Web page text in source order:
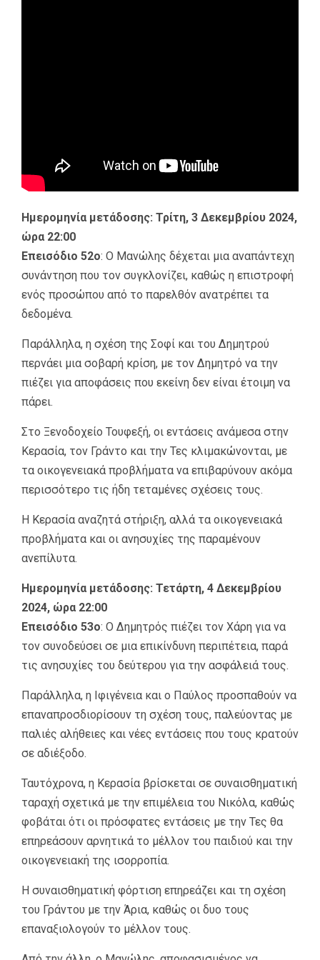
Ημερομηνία μετάδοσης: Τρίτη, 3 Δεκεμβρίου 2024,
ώρα 22:00
Επεισόδιο 52ο: Ο Μανώλης δέχεται μια αναπάντεχη
συνάντηση που τον συγκλονίζει, καθώς η επιστροφή
ενός προσώπου από το παρελθόν ανατρέπει τα
δεδομένα.
Παράλληλα, η σχέση της Σοφί και του Δημητρού
περνάει μια σοβαρή κρίση, με τον Δημητρό να την
πιέζει για αποφάσεις που εκείνη δεν είναι έτοιμη να
πάρει.
Στο Ξενοδοχείο Τουφεξή, οι εντάσεις ανάμεσα στην
Κερασία, τον Γράντο και την Τες κλιμακώνονται, με
τα οικογενειακά προβλήματα να επιβαρύνουν ακόμα
περισσότερο τις ήδη τεταμένες σχέσεις τους.
Η Κερασία αναζητά στήριξη, αλλά τα οικογενειακά
προβλήματα και οι ανησυχίες της παραμένουν
ανεπίλυτα.
Ημερομηνία μετάδοσης: Τετάρτη, 4 Δεκεμβρίου
2024, ώρα 22:00
Επεισόδιο 53ο: Ο Δημητρός πιέζει τον Χάρη για να
τον συνοδεύσει σε μια επικίνδυνη περιπέτεια, παρά
τις ανησυχίες του δεύτερου για την ασφάλειά τους.
Παράλληλα, η Ιφιγένεια και ο Παύλος προσπαθούν να
επαναπροσδιορίσουν τη σχέση τους, παλεύοντας με
παλιές αλήθειες και νέες εντάσεις που τους κρατούν
σε αδιέξοδο.
Ταυτόχρονα, η Κερασία βρίσκεται σε συναισθηματική
ταραχή σχετικά με την επιμέλεια του Νικόλα, καθώς
φοβάται ότι οι πρόσφατες εντάσεις με την Τες θα
επηρεάσουν αρνητικά το μέλλον του παιδιού και την
οικογενειακή της ισορροπία.
Η συναισθηματική φόρτιση επηρεάζει και τη σχέση
του Γράντου με την Άρια, καθώς οι δυο τους
επαναξιολογούν το μέλλον τους.